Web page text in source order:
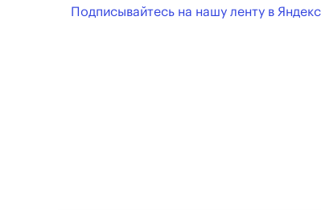
Подписывайтесь на нашу ленту в